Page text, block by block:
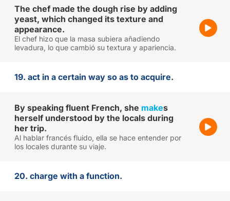
The chef made the dough rise by adding
yeast, which changed its texture and
appearance.
El chef hizo que la masa subiera añadiendo
levadura, lo que cambió su textura y apariencia.
19. act in a certain way so as to acquire.
By speaking fluent French, she makes
herself understood by the locals during
her trip.
Al hablar francés fluido, ella se hace entender por
los locales durante su viaje.
20. charge with a function.